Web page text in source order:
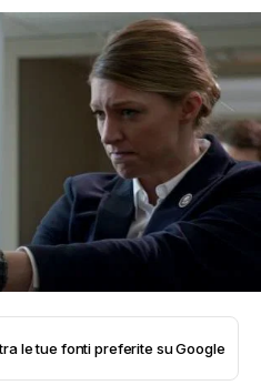
le tue fonti preferite su Google